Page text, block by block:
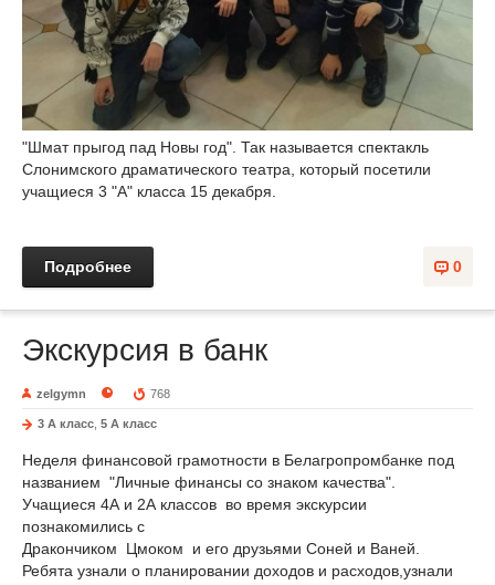
"Шмат прыгод пад Новы год". Так называется спектакль
Слонимского драматического театра, который посетили
учащиеся 3 "А" класса 15 декабря.
0
Подробнее
Экскурсия в банк
zelgymn 768
3 А класс 5 A класс
Неделя финансовой грамотности в Белагропромбанке под
названием "Личные финансы со знаком качества".
Учащиеся 4А и 2А классов во время экскурсии
познакомились с
Дракончиком Цмоком и его друзьями Соней и Ваней.
Ребята узнали о планировании доходов и расходов,узнали